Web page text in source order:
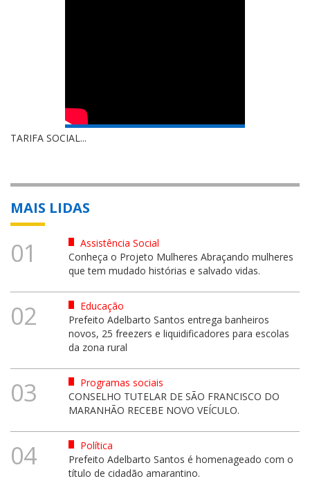
TARIFA SOCIAL...
MAIS LIDAS
01
Assistência Social
Conheça o Projeto Mulheres Abraçando mulheres
que tem mudado histórias e salvado vidas.
02
Educação
Prefeito Adelbarto Santos entrega banheiros
novos, 25 freezers e liquidificadores para escolas
da zona rural
03
Programas sociais
CONSELHO TUTELAR DE SÃO FRANCISCO DO
MARANHÃO RECEBE NOVO VEÍCULO.
04
Política
Prefeito Adelbarto Santos é homenageado com o
título de cidadão amarantino.